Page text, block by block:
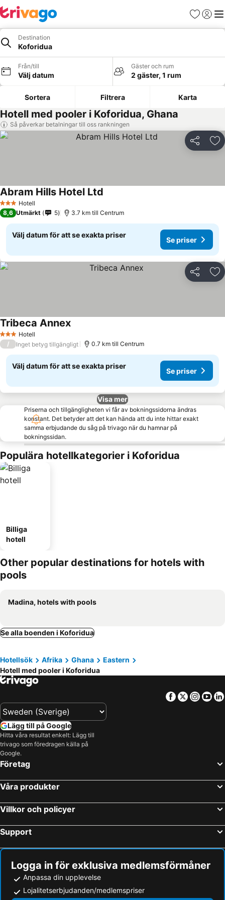
Favoriter
Logga
Destination
Koforidua
Från/till
Välj datum
Gäster och rum
2 gäster, 1 rum
Sortera Filtrera Karta
Hotell med pooler i Koforidua, Ghana
Så påverkar betalningar till oss rankningen
Dela
3 StjärnorHotell
Abram Hills Hotel Ltd
8,6 Utmärkt 5 3.7 km till Centrum
Välj datum för att se exakta priser
Se priser
Dela
3 StjärnorHotell
Tribeca Annex
/ Inget betyg tillgängligt 0.7 km till Centrum
Välj datum för att se exakta priser
Se priser
Visa mer
Priserna och tillgängligheten vi får av bokningssidorna ändras
konstant. Det betyder att det kan hända att du inte hittar exakt
samma erbjudande du såg på trivago när du hamnar på
bokningssidan.
Populära hotellkategorier i Koforidua
Billiga
hotell
Other popular destinations for hotels with
pools
Madina, hotels with pools
Se alla boenden i Koforidua
Hotellsök Afrika Ghana
Eastern
Hotell med pooler i Koforidua
Facebook
Twitter
Lägg till på Google
Hitta våra resultat enkelt: Lägg till
trivago som föredragen källa på
Google.
Företag
Våra produkter
Villkor och policyer
Support
Logga in för exklusiva medlemsförmåner
Anpassa din upplevelse
Lojalitetserbjudanden/medlemspriser